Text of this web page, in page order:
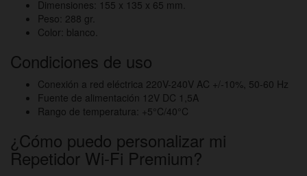
Dimensiones: 155 x 135 x 65 mm.
Peso: 288 gr.
Color: blanco.
Condiciones de uso
Conexión a red eléctrica 220V-240V AC +/-10%, 50-60 Hz
Fuente de alimentación 12V DC 1,5A
Rango de temperatura: +5°C/40°C
¿Cómo puedo personalizar mi
Repetidor Wi-Fi Premium?